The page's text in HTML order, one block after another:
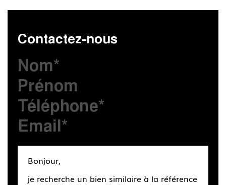
Contactez-nous